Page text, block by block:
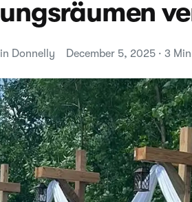
Donnelly December 5, 2025 · 3